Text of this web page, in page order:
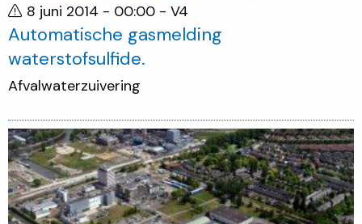
8 juni 2014 - 00:00 - V4
Automatische gasmelding
waterstofsulfide.
Afvalwaterzuivering